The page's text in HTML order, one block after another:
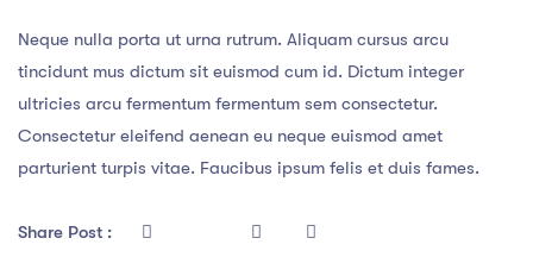
Neque nulla porta ut urna rutrum. Aliquam cursus arcu
tincidunt mus dictum sit euismod cum id. Dictum integer
ultricies arcu fermentum fermentum sem consectetur.
Consectetur eleifend aenean eu neque euismod amet
parturient turpis vitae. Faucibus ipsum felis et duis fames.
Share Post :